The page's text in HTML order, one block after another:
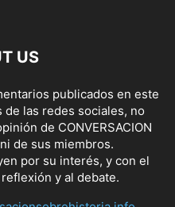
US
publicados en este
las redes sociales, no
de CONVERSACION
de sus miembros.
por su interés, y con el
y al debate.